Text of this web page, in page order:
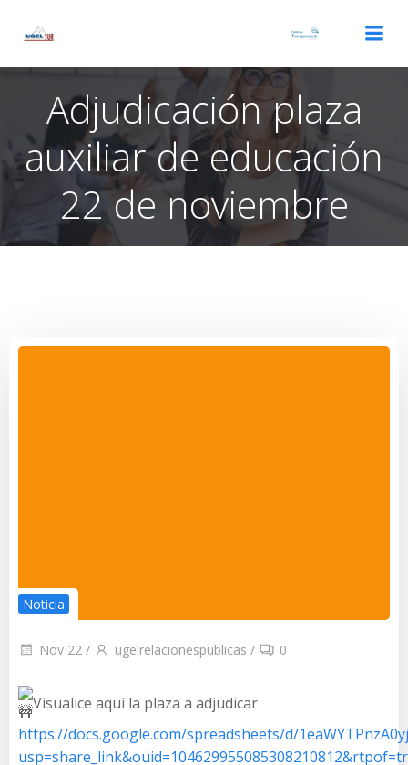
Adjudicación plaza
auxiliar de educación
22 de noviembre
Noticia
Nov 22 / ugelrelacionespublicas / 0
Visualice aquí la plaza a adjudicar
https://docs.google.com/spreadsheets/d/